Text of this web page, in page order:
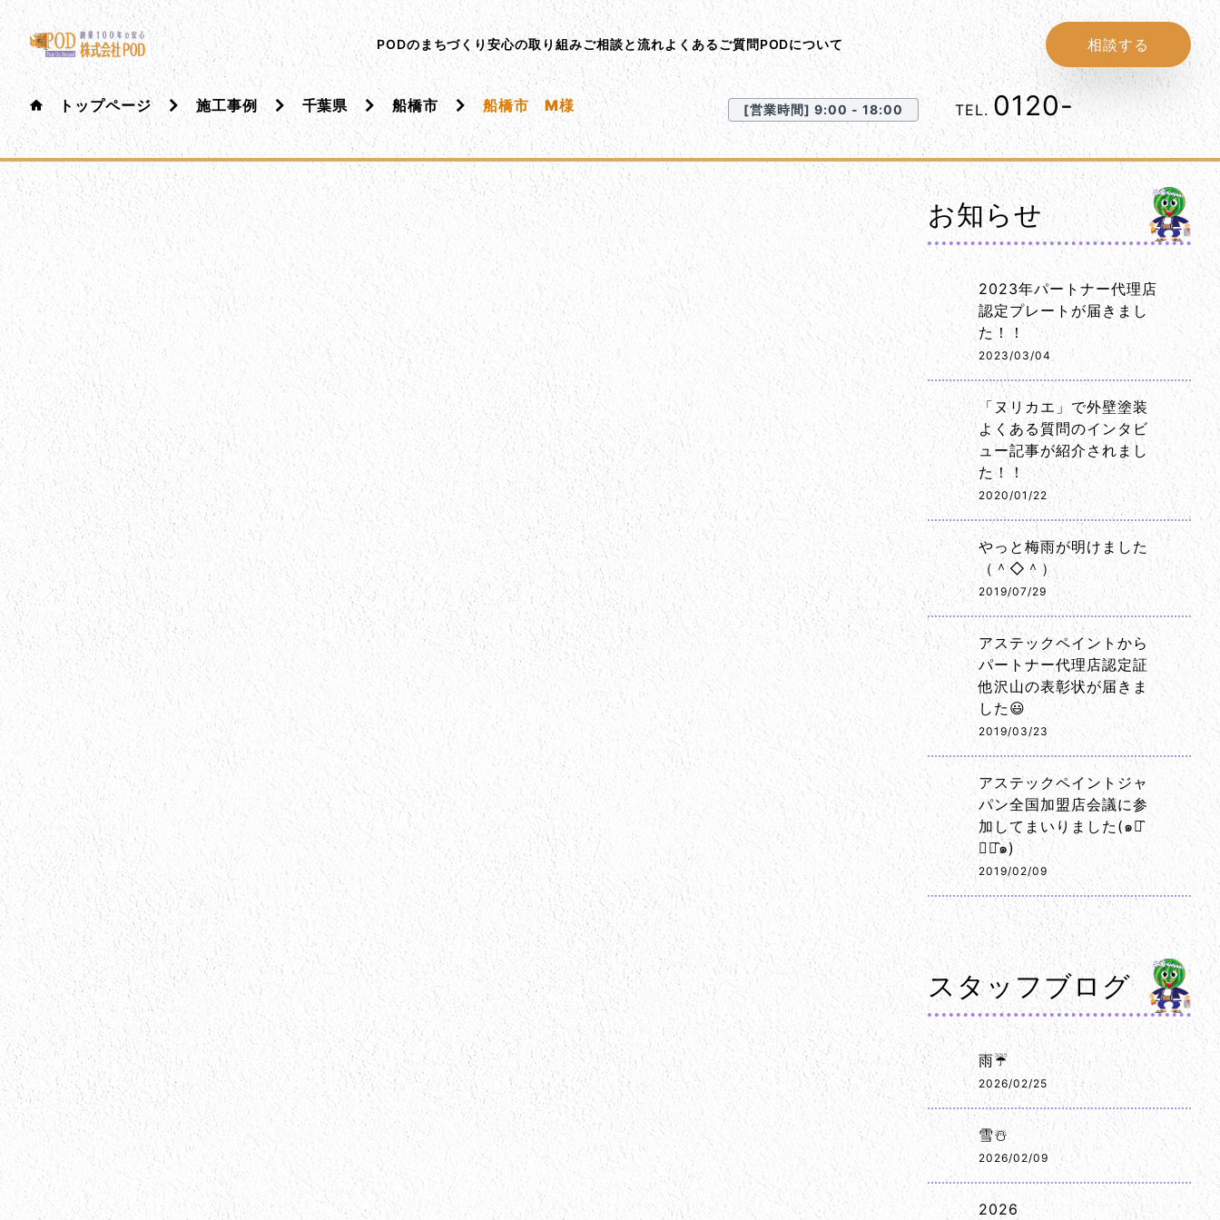
メインコンテンツにスキップ
株式会社ペイント・オン・デマンド
千葉の外壁塗装・屋根塗装なら創業100年の安心 ペイント･オン･デマンド
PODのまちづくり安心の取り組みご相談と流れよくあるご質問PODについて 相談する
トップページ 施工事例 千葉県 船橋市 船橋市 M様 [営業時間] 9:00 - 18:00 TEL.0120-1152-86
お知らせ
2023年パートナー代理店
認定プレートが届きまし
た！！
2023/03/04
「ヌリカエ」で外壁塗装
よくある質問のインタビ
ュー記事が紹介されまし
た！！
2020/01/22
やっと梅雨が明けました
（＾◇＾）
2019/07/29
アステックペイントから
パートナー代理店認定証
他沢山の表彰状が届きま
した😃
2019/03/23
アステックペイントジャ
パン全国加盟店会議に参
加してまいりました(๑･̑
◡･̑๑)
2019/02/09
スタッフブログ
雨☔
2026/02/25
雪☃️
2026/02/09
2026